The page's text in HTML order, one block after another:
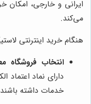
ایرانی و خارجی، امکان
می‌کند.
هنگام خرید اینترنتی
انتخاب فروشگاه
دارای نماد اعتماد
خدمات داشته